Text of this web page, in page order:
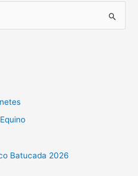
Batucada 2026